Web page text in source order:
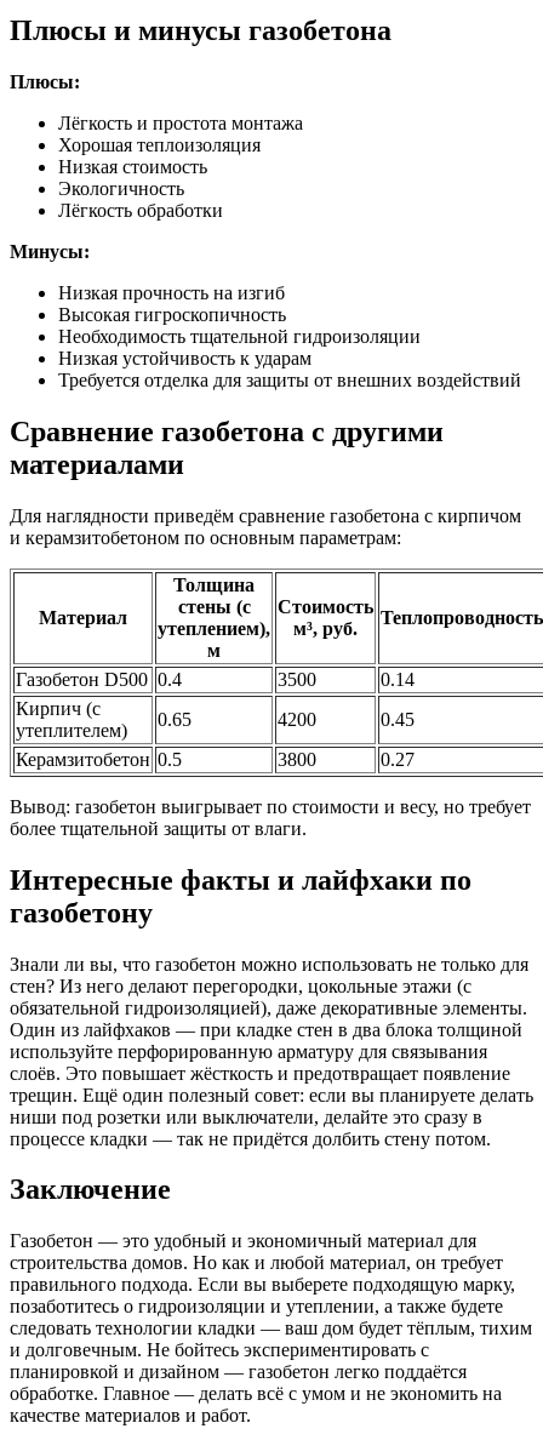
Плюсы и минусы газобетона
Плюсы:
Лёгкость и простота монтажа
Хорошая теплоизоляция
Низкая стоимость
Экологичность
Лёгкость обработки
Минусы:
Низкая прочность на изгиб
Высокая гигроскопичность
Необходимость тщательной гидроизоляции
Низкая устойчивость к ударам
Требуется отделка для защиты от внешних воздействий
Сравнение газобетона с другими
материалами
Для наглядности приведём сравнение газобетона с кирпичом
и керамзитобетоном по основным параметрам:
Материал
Толщина
стены (с
утеплением),
м
Стоимость
м³, руб.
Теплопроводность
Газобетон D500 0.4 3500
0.14
Кирпич (с
утеплителем)
0.65 4200
0.45
Керамзитобетон 0.5 3800 0.27
Вывод: газобетон выигрывает по стоимости и весу, но требует
более тщательной защиты от влаги.
Интересные факты и лайфхаки по
газобетону
Знали ли вы, что газобетон можно использовать не только для
стен? Из него делают перегородки, цокольные этажи (с
обязательной гидроизоляцией), даже декоративные элементы.
Один из лайфхаков — при кладке стен в два блока толщиной
используйте перфорированную арматуру для связывания
слоёв. Это повышает жёсткость и предотвращает появление
трещин. Ещё один полезный совет: если вы планируете делать
ниши под розетки или выключатели, делайте это сразу в
процессе кладки — так не придётся долбить стену потом.
Заключение
Газобетон — это удобный и экономичный материал для
строительства домов. Но как и любой материал, он требует
правильного подхода. Если вы выберете подходящую марку,
позаботитесь о гидроизоляции и утеплении, а также будете
следовать технологии кладки — ваш дом будет тёплым, тихим
и долговечным. Не бойтесь экспериментировать с
планировкой и дизайном — газобетон легко поддаётся
обработке. Главное — делать всё с умом и не экономить на
качестве материалов и работ.